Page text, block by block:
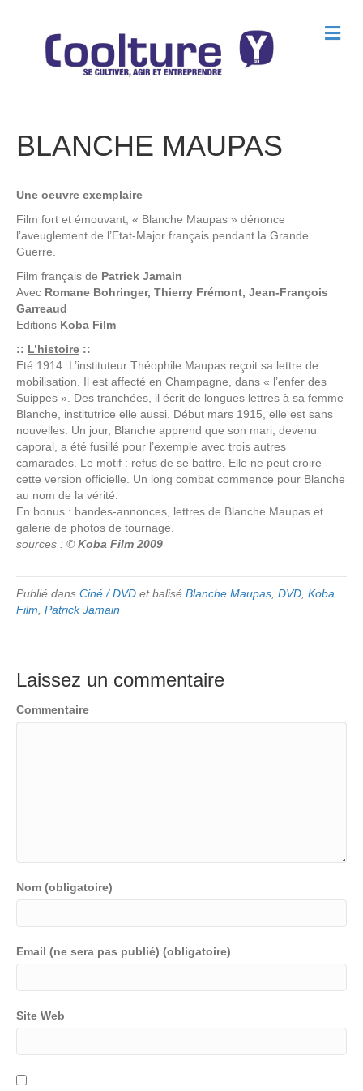
M
e
BLANCHE MAUPAS
Une oeuvre exemplaire
Film fort et émouvant, « Blanche Maupas » dénonce
l’aveuglement de l’Etat-Major français pendant la Grande
Guerre.
Film français de Patrick Jamain
Avec Romane Bohringer, Thierry Frémont, Jean-François
Garreaud
Editions Koba Film
:: L’histoire ::
Eté 1914. L’instituteur Théophile Maupas reçoit sa lettre de
mobilisation. Il est affecté en Champagne, dans « l’enfer des
Suippes ». Des tranchées, il écrit de longues lettres à sa femme
Blanche, institutrice elle aussi. Début mars 1915, elle est sans
nouvelles. Un jour, Blanche apprend que son mari, devenu
caporal, a été fusillé pour l’exemple avec trois autres
camarades. Le motif : refus de se battre. Elle ne peut croire
cette version officielle. Un long combat commence pour Blanche
au nom de la vérité.
En bonus : bandes-annonces, lettres de Blanche Maupas et
galerie de photos de tournage.
sources : ©Koba Film 2009
Publié dans Ciné / DVD et balisé Blanche Maupas DVD Koba
Film Patrick Jamain
Laissez un commentaire
Commentaire
Nom (obligatoire)
Email (ne sera pas publié) (obligatoire)
Site Web